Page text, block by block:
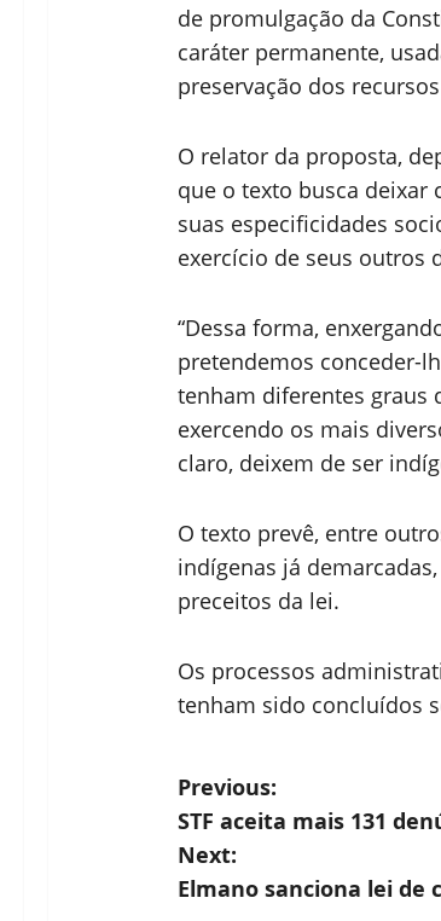
de promulgação da
caráter permanente,
preservação dos
O relator da proposta,
que o texto busca deixar
suas especificidades
exercício de seus outros
“Dessa forma,
pretendemos conceder-
tenham diferentes graus
exercendo os mais
claro, deixem de ser
O texto prevê, entre
indígenas já
preceitos da lei.
Os processos
tenham sido concluídos
P
o
s
Previous:
STF aceita mais 131
Next:
Elmano sanciona lei